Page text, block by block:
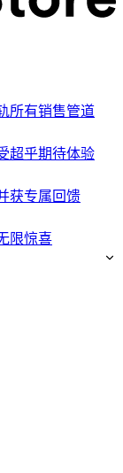
所有销售管道
超乎期待体验
获专属回馈
限惊喜